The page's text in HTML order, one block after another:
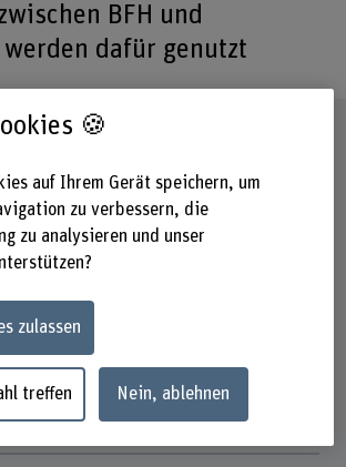
BFH und
dafür genutzt
🍪
auf Ihrem Gerät speichern, um
zu verbessern, die
zu analysieren und unser
zulassen
treffen Nein, ablehnen